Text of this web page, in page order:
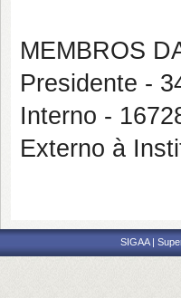
MEMBROS
Presidente -
Interno -
Externo à
SIGAA |